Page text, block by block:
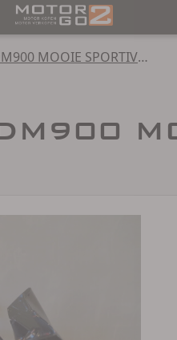
YAMAHA TDM 900 TDM900 MOOIE SPORTIVE FIETS